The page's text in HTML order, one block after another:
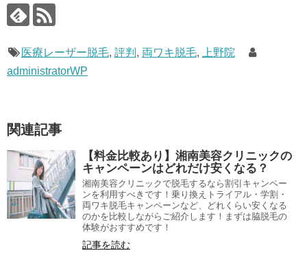
医療レーザー脱毛, 評判 , 両ワキ脱毛,
上野院
administratorWP
関連記事
【料金比較あり】湘南美容クリニックの
キャンペーンはどれだけ安くなる？
湘南美容クリニックで脱毛するなら割引キャンペー
ンを利用すべきです！乗り換えトライアル・学割・
両ワキ脱毛キャンペーンなど、どれくらい安くなる
のかを比較しながらご紹介します！まずは脇脱毛の
体験がおすすめです！
記事を読む